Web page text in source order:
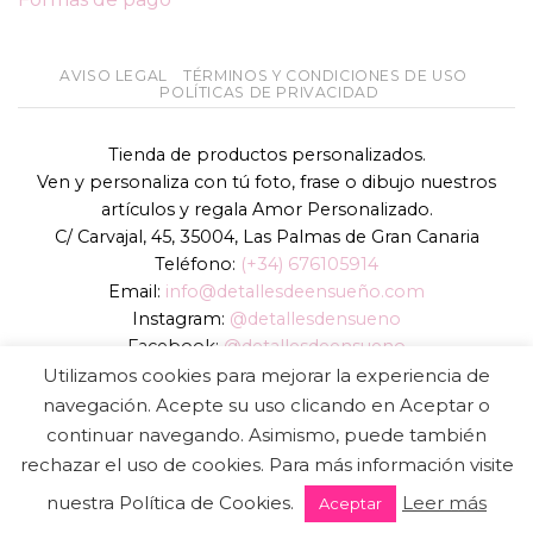
AVISO LEGAL
TÉRMINOS Y CONDICIONES DE USO
POLÍTICAS DE PRIVACIDAD
Tienda de productos personalizados.
Ven y personaliza con tú foto, frase o dibujo nuestros
artículos y regala Amor Personalizado.
C/ Carvajal, 45, 35004, Las Palmas de Gran Canaria
Teléfono: (+34) 676105914
Email: info@detallesdeensueño.com
Instagram: @detallesdensueno
Facebook: @detallesdeensueno
TikTok: @detallesdensueno
Página web:www.detallesdeensueño.com
Copyright 2026 © DIGALOWEB.COM
Utilizamos cookies para mejorar la experiencia de
navegación. Acepte su uso clicando en Aceptar o
continuar navegando. Asimismo, puede también
rechazar el uso de cookies. Para más información visite
nuestra Política de Cookies.
Aceptar Leer más